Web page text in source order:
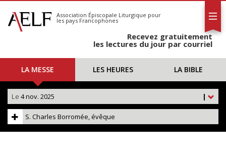
S'abonner
Calendrier
Association Épiscopale Liturgique pour
les pays Francophones
Recevez gratuitement
les lectures du jour par courriel
LA MESSE LES HEURES LA BIBLE
|
Le 4 nov. 2025
S. Charles Borromée, évêque